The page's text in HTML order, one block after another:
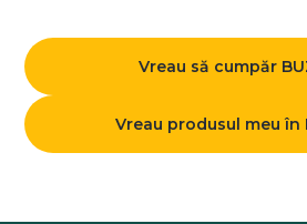
Vreau să cumpăr
Vreau produsul meu în